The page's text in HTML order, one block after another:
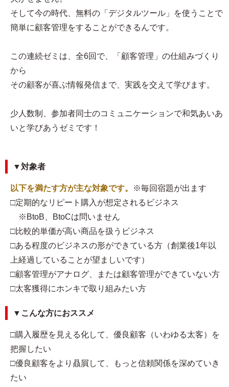
そして今の時代、無料の「デジタルツール」を使うことで
簡単に顧客管理をすることができるんです。
この連続ゼミは、全6回で、「顧客管理」の仕組みづくり
から
その顧客が喜ぶ情報発信まで、実践を交えて学びます。
少人数制、参加者同士のコミュニケーションで和気あいあ
いと学びあうゼミです！
▼対象者
以下を満たす方が主な対象です。
※毎回宿題が出ます
□定期的なリピート購入が想定されるビジネス
※BtoB、BtoCは問いません
□比較的単価が高い商品を扱うビジネス
□ある程度のビジネスの形ができている方（創業後1年以
上経過していることが望ましいです）
□顧客管理がアナログ、または顧客管理ができていない方
□太客獲得にホンキで取り組みたい方
▼こんな方におススメ
□購入履歴を見える化して、優良顧客（いわゆる太客）を
把握したい
□優良顧客をより贔屓して、もっと信頼関係を深めていき
たい